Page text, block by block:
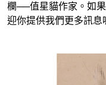
欄──值星貓作家。如
迎你提供我們更多訊息